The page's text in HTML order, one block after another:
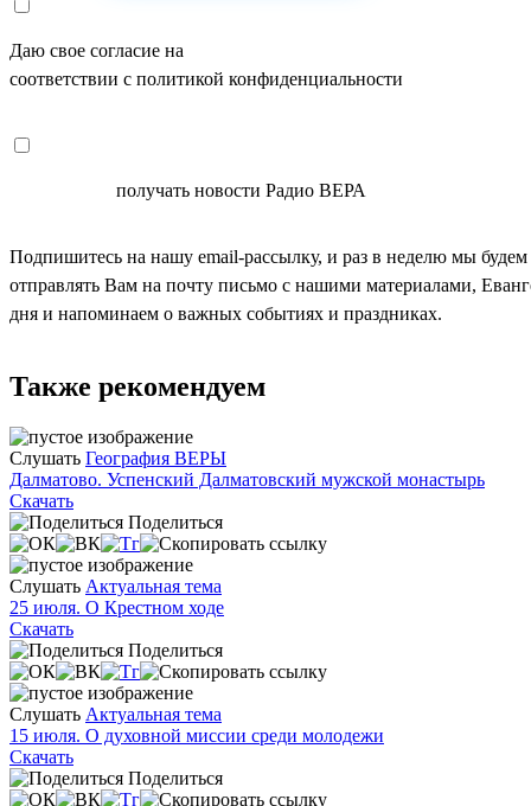
Даю свое согласие на
соответствии с политикой конфиденциальности
получать новости Радио ВЕРА
Подпишитесь на нашу email-рассылку, и раз в неделю мы будем
отправлять Вам на почту письмо с нашими материалами,
дня и напоминаем о важных событиях и праздниках.
Также рекомендуем
Слушать География ВЕРЫ
Далматово. Успенский Далматовский мужской монастырь
Скачать
Поделиться
Слушать Актуальная тема
25 июля. О Крестном ходе
Скачать
Поделиться
Слушать Актуальная тема
15 июля. О духовной миссии среди молодежи
Скачать
Поделиться